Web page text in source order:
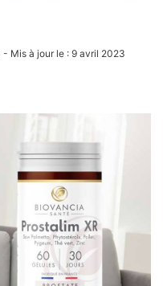
- Mis à jour le : 9 avril 2023